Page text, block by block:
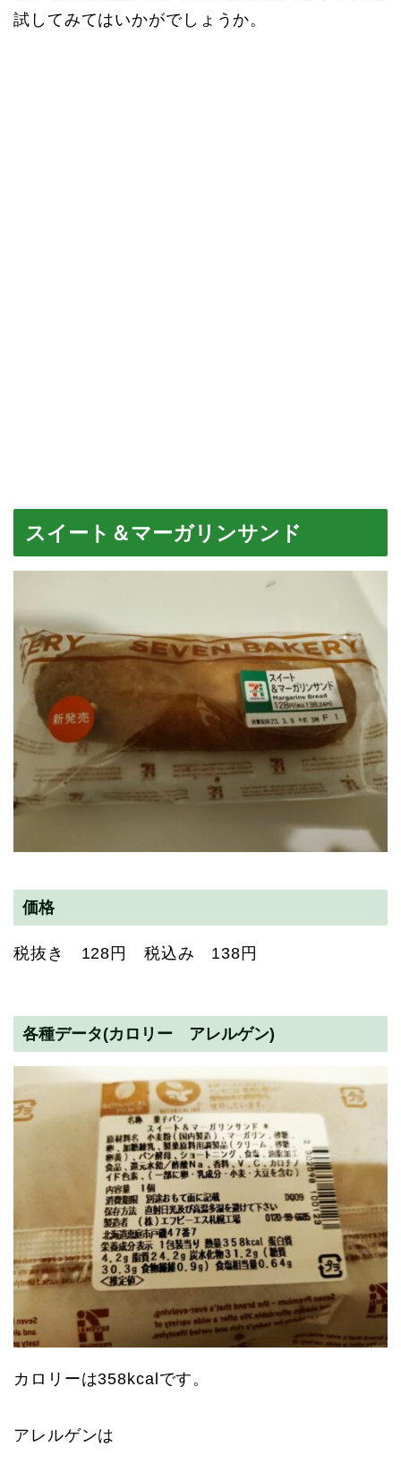
試してみてはいかがでしょうか。
スイート＆マーガリンサンド
価格
税抜き 128円 税込み 138円
各種データ(カロリー アレルゲン)
カロリーは358kcalです。
アレルゲンは